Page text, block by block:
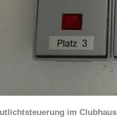
im Clubhaus